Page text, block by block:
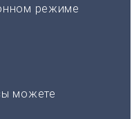
режиме
можете